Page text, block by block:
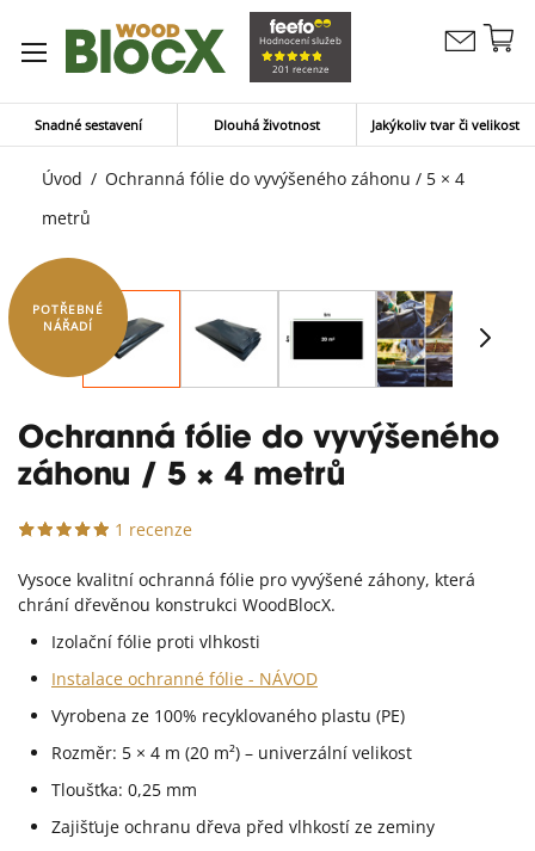
Hodnocení služeb
201 recenze
Kontaktujte
Snadné sestavení Dlouhá životnost Jakýkoliv tvar či velikost
Úvod
Ochranná fólie do vyvýšeného záhonu / 5 × 4
metrů
Ochranná fólie do vyvýšeného
záhonu / 5 × 4 metrů
1 recenze
Vysoce kvalitní ochranná fólie pro vyvýšené záhony, která
chrání dřevěnou konstrukci WoodBlocX.
Izolační fólie proti vlhkosti
Instalace ochranné fólie - NÁVOD
Vyrobena ze 100% recyklovaného plastu (PE)
Rozměr: 5 × 4 m (20 m²) – univerzální velikost
Tloušťka: 0,25 mm
Zajišťuje ochranu dřeva před vlhkostí ze zeminy
POTŘEBNÉ
NÁŘADÍ